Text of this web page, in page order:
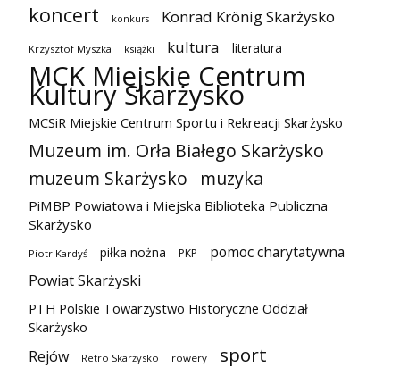
koncert konkurs Konrad Krönig Skarżysko
Krzysztof Myszka książki kultura literatura
MCK Miejskie Centrum
Kultury Skarżysko
MCSiR Miejskie Centrum Sportu i Rekreacji Skarżysko
Muzeum im. Orła Białego Skarżysko
muzeum Skarżysko
muzyka
PiMBP Powiatowa i Miejska Biblioteka Publiczna
Skarżysko
Piotr Kardyś piłka nożna PKP
pomoc charytatywna
Powiat Skarżyski
PTH Polskie Towarzystwo Historyczne Oddział
Skarżysko
Rejów Retro Skarżysko rowery sport